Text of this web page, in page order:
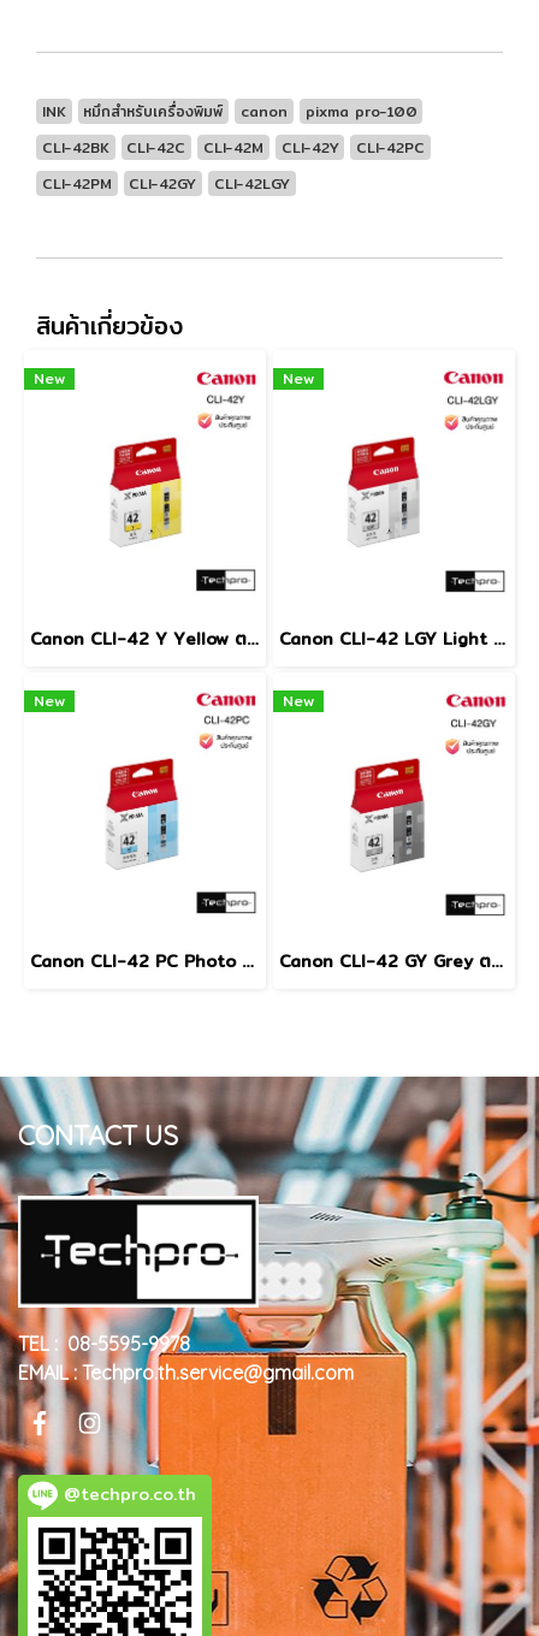
INK หมึกสำหรับเครื่องพิมพ์ canon
pixma pro-100
CLI-42BK
CLI-42C CLI-42M CLI-42Y
CLI-42PC
CLI-42PM
CLI-42GY CLI-42LGY
สินค้าเกี่ยวข้อง
New
Canon CLI-42 Y Yellow ตลับหมึกอิงค์เจ็ท สีเหลือง
New
Canon CLI-42 LGY Light Grey ตลับหมึกอิงค์เจ็ท สีเทาอ่อน
New
Canon CLI-42 PC Photo Cyan ตลับหมึกอิงค์เจ็ท สีฟ้าโฟโต้
New
Canon CLI-42 GY Grey ตลับหมึกอิงค์เจ็ท สีเทา
CONTACT US
TEL : 08-5595-9978
EMAIL : Techpro.th.service@gmail.com
@techpro.co.th